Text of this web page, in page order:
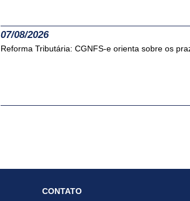
07/08/2026
Reforma Tributária: CGNFS-e orienta sobre os
Reforma Tributária: Receita Federal e CGIBS
07/08/2026CONTATO